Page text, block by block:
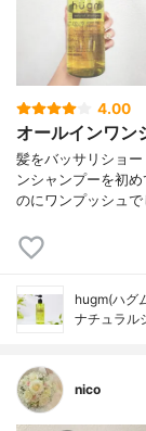
4.00
オールインワン
髪をバッサリショ
ンシャンプーを初
のにワンプッシュ
hugm(ハグ
ナチュラル
nico